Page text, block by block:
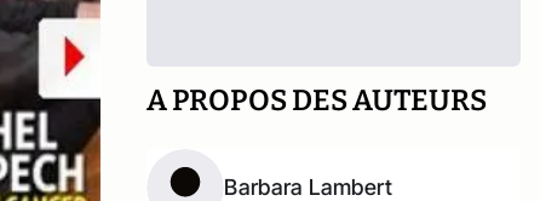
A PROPOS DES AUTEURS
Barbara Lambert